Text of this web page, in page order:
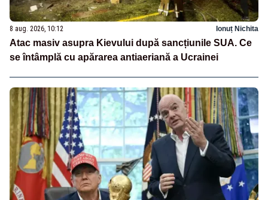
8 aug. 2026, 10:12 Ionuț Nichita
Atac masiv asupra Kievului după sancțiunile SUA. Ce
se întâmplă cu apărarea antiaeriană a Ucrainei